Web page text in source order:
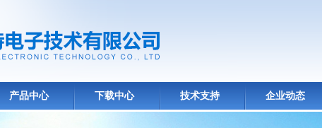
产品中心 下载中心 技术支持 企业动态